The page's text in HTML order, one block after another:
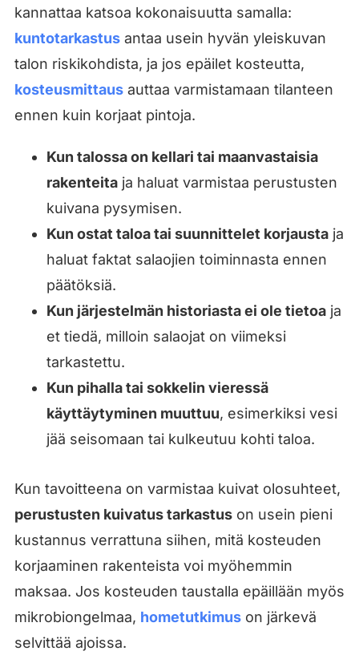
kannattaa katsoa kokonaisuutta samalla:
kuntotarkastusantaa usein hyvän yleiskuvan
talon riskikohdista, ja jos epäilet kosteutta,
kosteusmittausauttaa varmistamaan tilanteen
ennen kuin korjaat pintoja.
Kun talossa on kellari tai maanvastaisia
rakenteitaja haluat varmistaa perustusten
kuivana pysymisen.
Kun ostat taloa tai suunnittelet korjaustaja
haluat faktat salaojien toiminnasta ennen
päätöksiä.
Kun järjestelmän historiasta ei ole tietoaja
et tiedä, milloin salaojat on viimeksi
tarkastettu.
Kun pihalla tai sokkelin vieressä
käyttäytyminen muuttuu, esimerkiksi vesi
jää seisomaan tai kulkeutuu kohti taloa.
Kun tavoitteena on varmistaa kuivat olosuhteet,
perustusten kuivatus tarkastuson usein pieni
kustannus verrattuna siihen, mitä kosteuden
korjaaminen rakenteista voi myöhemmin
maksaa. Jos kosteuden taustalla epäillään myös
mikrobiongelmaa, hometutkimuson järkevä
selvittää ajoissa.